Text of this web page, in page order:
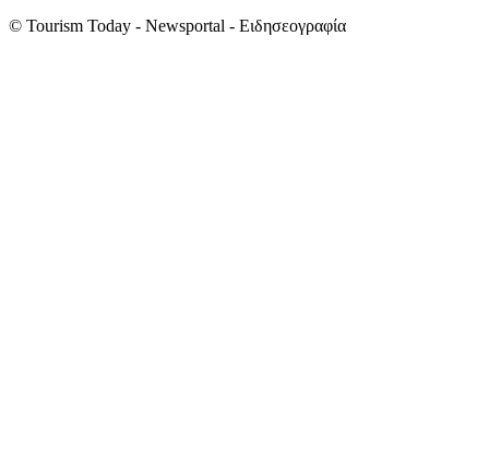
© Tourism Today - Newsportal - Ειδησεογραφία